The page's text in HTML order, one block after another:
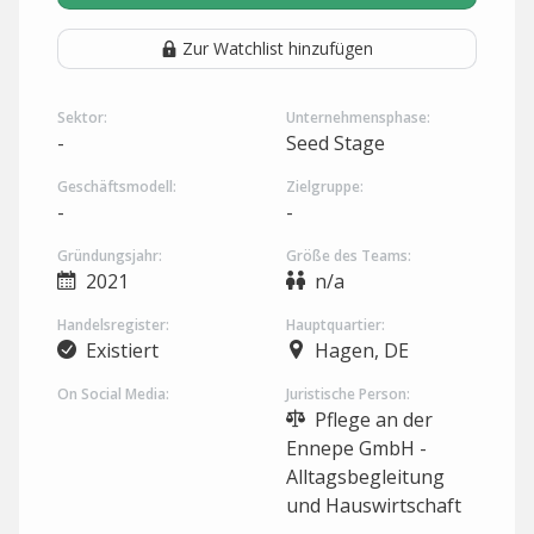
Zur Watchlist hinzufügen
Sektor:
-
Unternehmensphase:
Seed Stage
Geschäftsmodell:
-
Zielgruppe:
-
Gründungsjahr:
2021
Größe des Teams:
n/a
Handelsregister:
Existiert
Hauptquartier:
Hagen, DE
On Social Media: Juristische Person:
Pflege an der
Ennepe GmbH -
Alltagsbegleitung
und Hauswirtschaft